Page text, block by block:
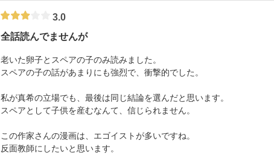
3.0
全話読んでませんが
老いた卵子とスペアの子のみ読みました。
スペアの子の話があまりにも強烈で、衝撃的でした。
私が真希の立場でも、最後は同じ結論を選んだと思います。
スペアとして子供を産むなんて、信じられません。
この作家さんの漫画は、エゴイストが多いですね。
反面教師にしたいと思います。